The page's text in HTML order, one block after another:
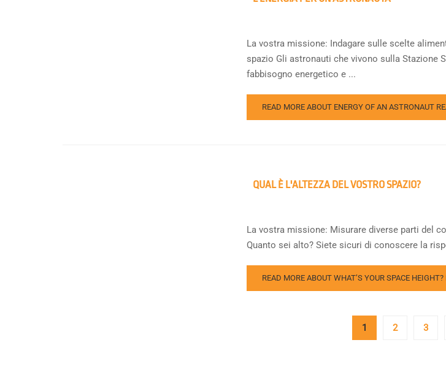
La vostra missione: Indagare sulle scelte
spazio Gli astronauti che vivono sulla Stazione
fabbisogno energetico e ...
READ MORE ABOUT ENERGY OF AN ASTRONAUT
QUAL È L'ALTEZZA DEL VOSTRO SPAZIO?
La vostra missione: Misurare diverse parti del
Quanto sei alto? Siete sicuri di conoscere la
READ MORE ABOUT WHAT’S YOUR SPACE HEIGHT?
1 2 3